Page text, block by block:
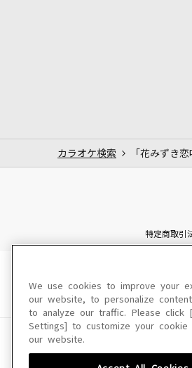
カラオケ検索 「花みずき
特定商取引
このサイ
We use cookies to improve your
our website, to personalize
to analyze our traffic. Please click
Settings] to customize your cookie
our website.